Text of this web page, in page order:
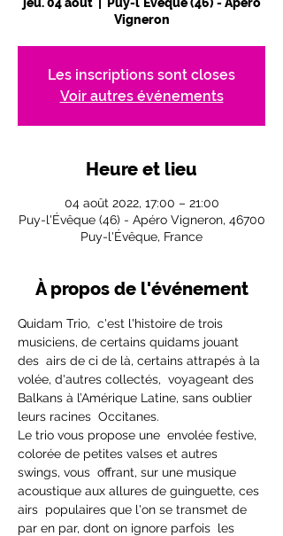
Vigneron
Les inscriptions sont closes
Voir autres événements
Heure et lieu
04 août 2022, 17:00 – 21:00
Puy-l'Évêque (46) - Apéro Vigneron, 46700
Puy-l'Évêque, France
À propos de l'événement
Quidam Trio,  c'est l'histoire de trois
musiciens, de certains quidams jouant
des  airs de ci de là, certains attrapés à la
volée, d'autres collectés,  voyageant des
Balkans à l’Amérique Latine, sans oublier
leurs racines  Occitanes.
Le trio vous propose une  envolée festive,
colorée de petites valses et autres
swings, vous  offrant, sur une musique
acoustique aux allures de guinguette, ces
airs  populaires que l'on se transmet de
par en par, dont on ignore parfois  les